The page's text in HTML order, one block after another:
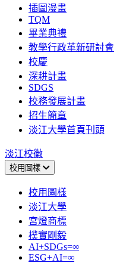
插圖漫畫
TQM
畢業典禮
教學行政革新研討會
校慶
深耕計畫
SDGS
校務發展計畫
招生簡章
淡江大學首頁刊頭
淡江校徽
校用圖樣
校用圖樣
淡江大學
宮燈商標
樸實剛毅
AI+SDGs=∞
ESG+AI=∞